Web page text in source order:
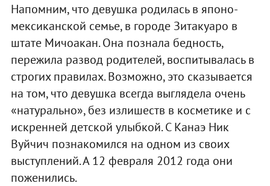
Напомним, что девушка родилась в японо-
мексиканской семье, в городе Зитакуаро в
штате Мичоакан. Она познала бедность,
пережила развод родителей, воспитывалась в
строгих правилах. Возможно, это сказывается
на том, что девушка всегда выглядела очень
«натурально», без излишеств в косметике и с
искренней детской улыбкой. C Канаэ Ник
Вуйчич познакомился на одном из своих
выступлений. А 12 февраля 2012 года они
поженились.